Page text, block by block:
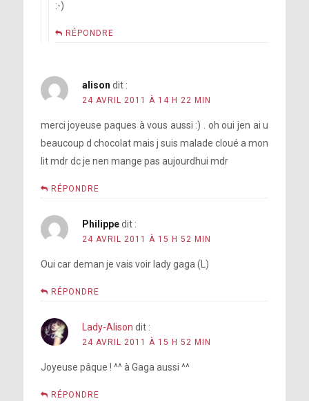
:-)
RÉPONDRE
alison dit :
24 AVRIL 2011 À 14 H 22 MIN
merci joyeuse paques à vous aussi :) . oh oui jen ai u
beaucoup d chocolat mais j suis malade cloué a mon
lit mdr dc je nen mange pas aujourdhui mdr
RÉPONDRE
Philippe dit :
24 AVRIL 2011 À 15 H 52 MIN
Oui car deman je vais voir lady gaga (L)
RÉPONDRE
Lady-Alison dit :
24 AVRIL 2011 À 15 H 52 MIN
Joyeuse pâque ! ^^ à Gaga aussi ^^
RÉPONDRE